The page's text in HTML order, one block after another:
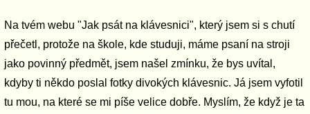
Na tvém webu "Jak psát na klávesnici", který jsem si s chutí
přečetl, protože na škole, kde studuji, máme psaní na stroji
jako povinný předmět, jsem našel zmínku, že bys uvítal,
kdyby ti někdo poslal fotky divokých klávesnic. Já jsem vyfotil
tu mou, na které se mi píše velice dobře. Myslím, že když je ta